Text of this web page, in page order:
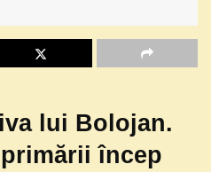
lui Bolojan.
încep